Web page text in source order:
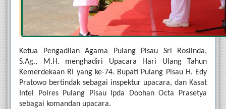
Ketua Pengadilan Agama Pulang Pisau Sri Roslinda,
S.Ag., M.H. menghadiri Upacara Hari Ulang Tahun
Kemerdekaan RI yang ke-74. Bupati Pulang Pisau H. Edy
Pratowo bertindak sebagai inspektur upacara, dan Kasat
Intel Polres Pulang Pisau Ipda Doohan Octa Prasetya
sebagai komandan upacara.